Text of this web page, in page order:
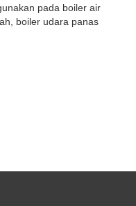
pada boiler air
boiler udara panas